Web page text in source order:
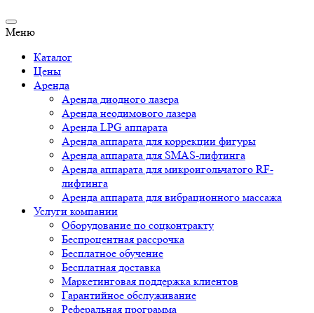
Меню
Каталог
Цены
Аренда
Аренда диодного лазера
Аренда неодимового лазера
Аренда LPG аппарата
Аренда аппарата для коррекции фигуры
Аренда аппарата для SMAS-лифтинга
Аренда аппарата для микроигольчатого RF-
лифтинга
Аренда аппарата для вибрационного массажа
Услуги компании
Оборудование по соцконтракту
Беспроцентная рассрочка
Бесплатное обучение
Бесплатная доставка
Маркетинговая поддержка клиентов
Гарантийное обслуживание
Реферальная программа